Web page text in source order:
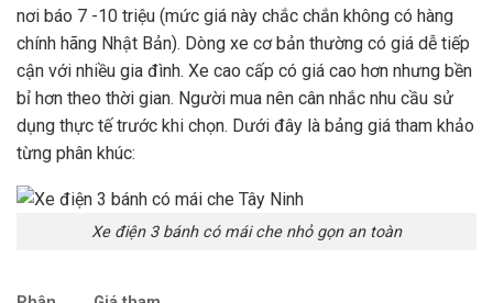
nơi báo 7 -10 triệu (mức giá này chắc chắn không có hàng
chính hãng Nhật Bản). Dòng xe cơ bản thường có giá dễ tiếp
cận với nhiều gia đình. Xe cao cấp có giá cao hơn nhưng bền
bỉ hơn theo thời gian. Người mua nên cân nhắc nhu cầu sử
dụng thực tế trước khi chọn. Dưới đây là bảng giá tham khảo
từng phân khúc:
Xe điện 3 bánh có mái che nhỏ gọn an toàn